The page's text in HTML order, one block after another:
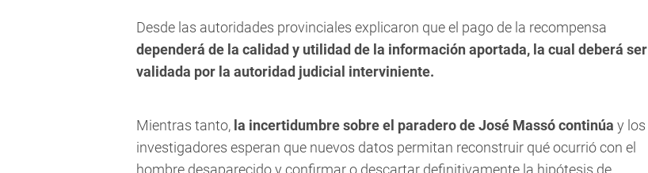
Desde las autoridades provinciales explicaron que el pago de la recompensa
dependerá de la calidad y utilidad de la información aportada, la cual deberá ser
validada por la autoridad judicial interviniente.
Mientras tanto, la incertidumbre sobre el paradero de José Massó continúa y los
investigadores esperan que nuevos datos permitan reconstruir qué ocurrió con el
hombre desaparecido y confirmar o descartar definitivamente la hipótesis de